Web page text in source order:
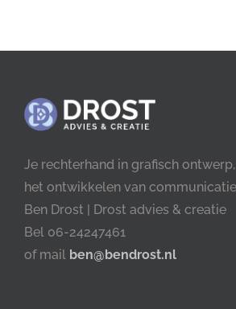
Je rechterhand in grafisch
het ontwikkelen van
Ben Drost | Drost advies & creatie
Bel 06-24247461
of mail ben@bendrost.nl